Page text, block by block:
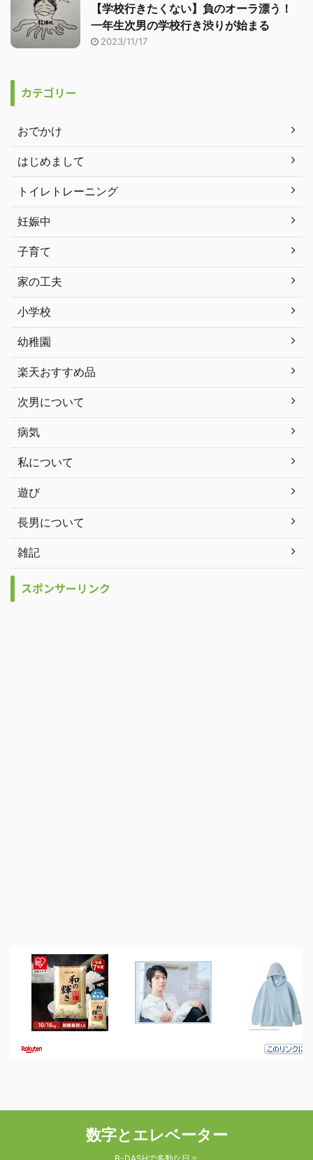
【学校行きたくない】負のオーラ漂う！
一年生次男の学校行き渋りが始まる
2023/11/17
カテゴリー
おでかけ
はじめまして
トイレトレーニング
妊娠中
子育て
家の工夫
小学校
幼稚園
楽天おすすめ品
次男について
病気
私について
遊び
長男について
雑記
スポンサーリンク
数字とエレベーター